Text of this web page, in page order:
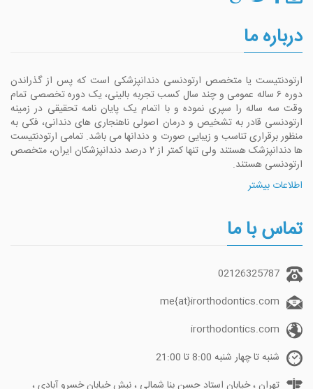
درباره ما
ارتودنتیست یا متخصص ارتودنسی دندانپزشکی است که پس از گذراندن
دوره ۶ ساله عمومی و چند سال کسب تجربه بالینی، یک دوره تخصصی تمام
وقت سه ساله را سپری نموده و با اتمام یک پایان نامه تحقیقی در زمینه
ارتودنسی قادر به تشخیص و درمان اصولی ناهنجاری های دندانی، فکی به
منظور برقراری تناسب و زیبایی صورت و دندانها می باشد. تمامی ارتودنتیست
ها دندانپزشک هستند ولی تنها کمتر از ۲ درصد دندانپزشکان ایران، متخصص
ارتودنسی هستند.
اطلاعات بیشتر
تماس با ما
02126325787
me{at}irorthodontics.com
irorthodontics.com
شنبه تا چهار شنبه 8:00 تا 21:00
تهران ، خیابان استاد حسن بنا شمالی ، نبش خیابان خسرو آبادی ،